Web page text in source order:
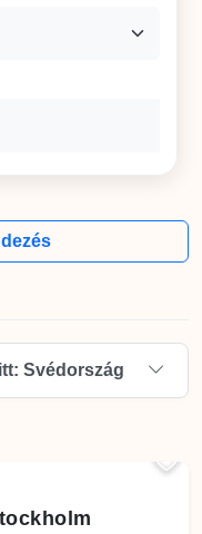
Svédország